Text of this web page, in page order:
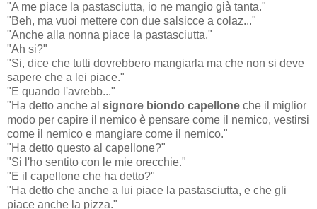
"A me piace la pastasciutta, io ne mangio già tanta."
"Beh, ma vuoi mettere con due salsicce a colaz..."
"Anche alla nonna piace la pastasciutta."
"Ah si?"
"Si, dice che tutti dovrebbero mangiarla ma che non si deve
sapere che a lei piace."
"E quando l'avrebb..."
"Ha detto anche al signore biondo capellone che il miglior
modo per capire il nemico è pensare come il nemico, vestirsi
come il nemico e mangiare come il nemico."
"Ha detto questo al capellone?"
"Si l'ho sentito con le mie orecchie."
"E il capellone che ha detto?"
"Ha detto che anche a lui piace la pastasciutta, e che gli
piace anche la pizza."